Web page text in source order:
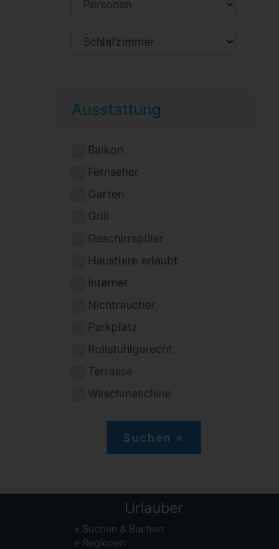
Ausstattung
Balkon
Fernseher
Garten
Grill
Geschirrspüler
Haustiere erlaubt
Internet
Nichtraucher
Parkplatz
Rollstuhlgerecht
Terrasse
Waschmaschine
Urlauber
» Suchen & Buchen
» Regionen